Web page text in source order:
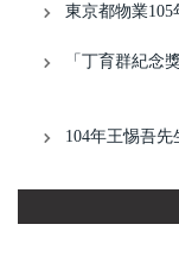
東京都物業
「丁育群紀念
104年王惕吾